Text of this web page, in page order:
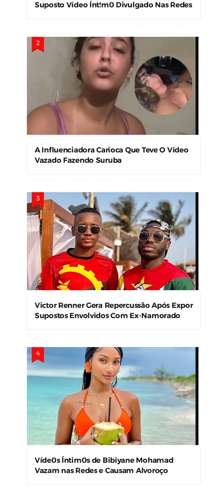
Suposto Vídeo Ínt!m0 Divulgado Nas Redes
A Influenciadora Carioca Que Teve O Vídeo
Vazado Fazendo Suruba
Victor Renner Gera Repercussão Após Expor
Supostos Envolvidos Com Ex-Namorado
Víde0s Íntim0s de Bibiyane Mohamad
Vazam nas Redes e Causam Alvoroço